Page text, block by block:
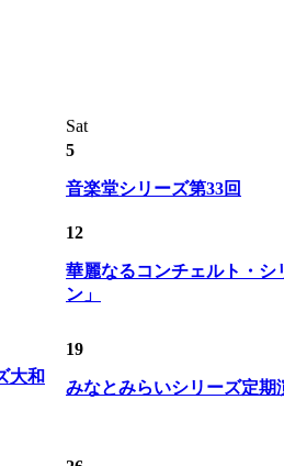
Sat
5
音楽堂シリーズ第33回
12
華麗なるコンチェルト・
ン」
大和
19
みなとみらいシリーズ定期